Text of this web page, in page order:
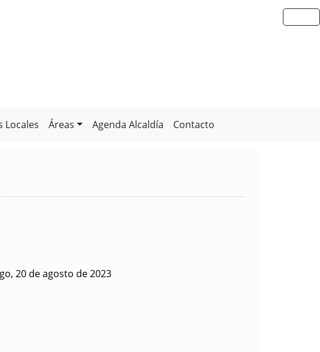
Locales Áreas Agenda Alcaldía Contacto
20 de agosto de 2023